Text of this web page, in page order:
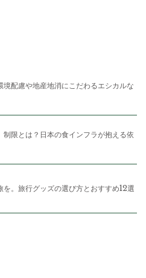
境配慮や地産地消にこだわるエシカルな
制限とは？日本の食インフラが抱える依
を。旅行グッズの選び方とおすすめ12選